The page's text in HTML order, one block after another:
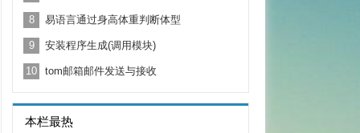
8 易语言通过身高体重判断体型
9 安装程序生成(调用模块)
10 tom邮箱邮件发送与接收
本栏最热